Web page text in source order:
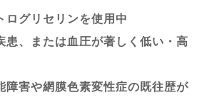
ログリセリンを使用中
患、または血圧が著しく低い・高
障害や網膜色素変性症の既往歴が